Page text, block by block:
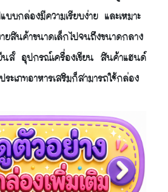
บกล่องมีความเรียบง่าย และเหมาะ
สินค้าขนาดเล็กไปจนถึงขนาดกลาง
นส์ อุปกรณ์เครื่องเขียน สินค้าแฮนด์
เภทอาหารเสริมก็สามารถใช้กล่อง